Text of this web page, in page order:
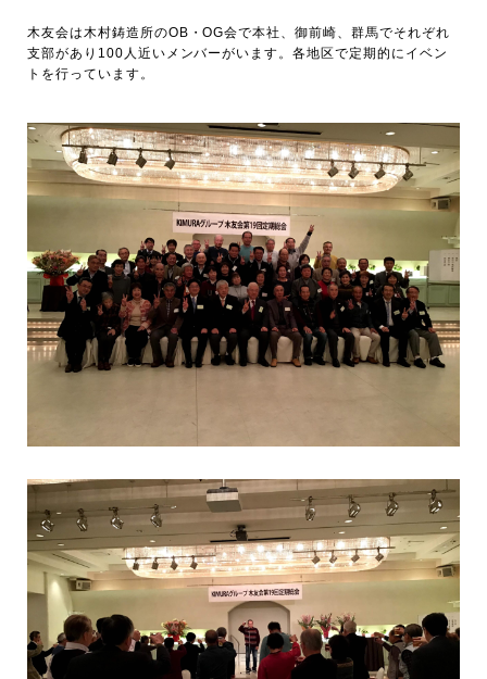
木友会は木村鋳造所のOB・OG会で本社、御前崎、群馬でそれぞれ
支部があり100人近いメンバーがいます。各地区で定期的にイベン
トを行っています。